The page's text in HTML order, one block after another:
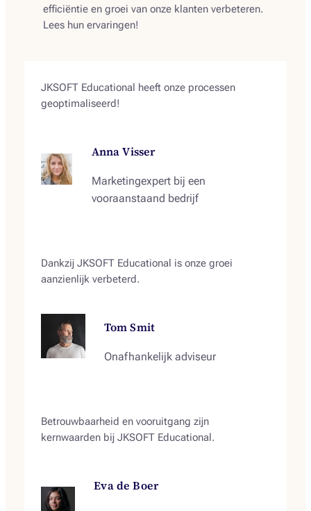
efficiëntie en groei van onze klanten verbeteren.
Lees hun ervaringen!
JKSOFT Educational heeft onze processen
geoptimaliseerd!
Anna Visser
Marketingexpert bij een
vooraanstaand bedrijf
Dankzij JKSOFT Educational is onze groei
aanzienlijk verbeterd.
Tom Smit
Onafhankelijk adviseur
Betrouwbaarheid en vooruitgang zijn
kernwaarden bij JKSOFT Educational.
Eva de Boer